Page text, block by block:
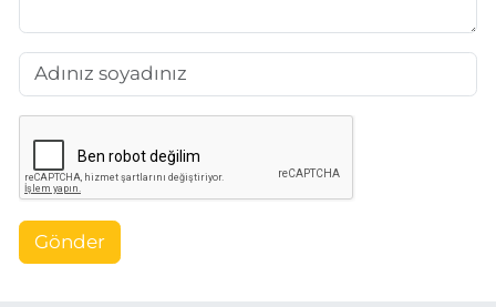
Gönder